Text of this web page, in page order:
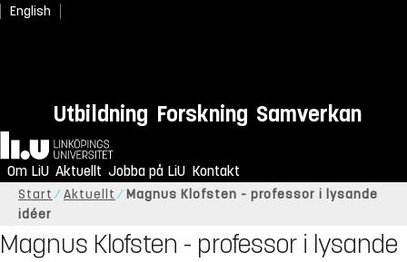
English
Utbildning Forskning Samverkan
Hem
Om LiU Aktuellt Jobba på LiU Kontakt
Start Aktuellt
Magnus Klofsten - professor i lysande
idéer
Magnus Klofsten - professor i lysande